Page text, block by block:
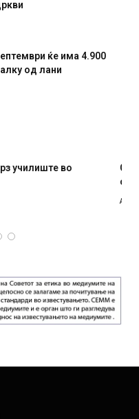
ќе има 4.900
од лани
на генералите